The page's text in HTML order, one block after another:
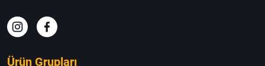
Ürün Grupları